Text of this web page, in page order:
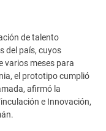
de talento
del país, cuyos
varios meses para
el prototipo cumplió
afirmó la
e Innovación,